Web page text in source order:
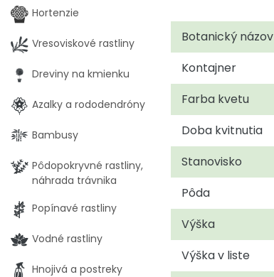
Botanický názov
Kontajner
Farba kvetu
Doba kvitnutia
Stanovisko
Pôda
Výška
Výška v liste
Hortenzie
Vresoviskové rastliny
Dreviny na kmienku
Azalky a rododendróny
Bambusy
Pôdopokryvné rastliny,
náhrada trávnika
Popínavé rastliny
Vodné rastliny
Hnojivá a postreky